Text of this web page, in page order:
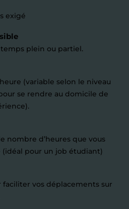
exigé
temps plein ou partiel.
(variable selon le niveau
se rendre au domicile de
nombre d’heures que vous
(idéal pour un job étudiant)
vos déplacements sur